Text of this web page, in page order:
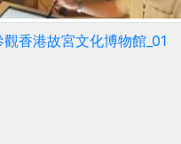
觀香港故宮文化博物館_01